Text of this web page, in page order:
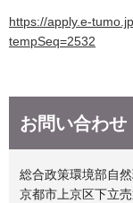
https://apply.e-
tempSeq=2532
お問い合わせ
総合政策環境部自
京都市上京区下立